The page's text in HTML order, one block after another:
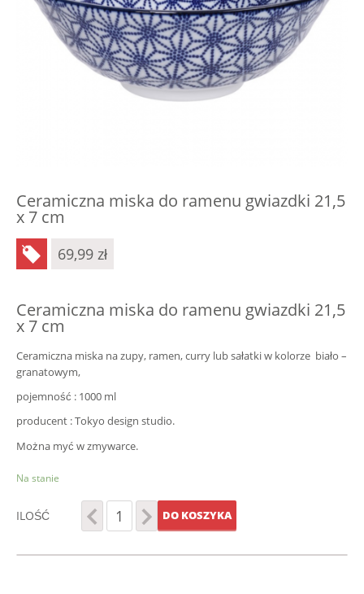
Ceramiczna miska do ramenu gwiazdki 21,5
x 7 cm
69,99 zł
Ceramiczna miska do ramenu gwiazdki 21,5
x 7 cm
Ceramiczna miska na zupy, ramen, curry lub sałatki w kolorze biało –
granatowym,
pojemność : 1000 ml
producent : Tokyo design studio.
Można myć w zmywarce.
Na stanie
ILOŚĆ DO KOSZYKA